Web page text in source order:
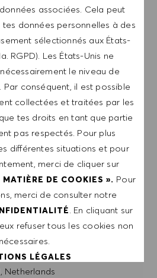
associées. Cela peut
données personnelles à des
sélectionnés aux États-
RGPD). Les États-Unis ne
le niveau de
conséquent, il est possible
collectées et traitées par les
tes droits en tant que partie
pas respectés. Pour plus
différentes situations et pour
merci de cliquer sur
MATIÈRE DE COOKIES ». Pour
merci de consulter notre
. En cliquant sur
refuser tous les cookies non
nécessaires.
LÉGALES
EN
INTÉRÊTS.
(Fulltime) -
Netherlands